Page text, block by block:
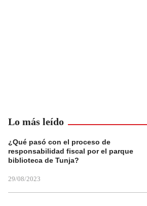
Lo más leído
¿Qué pasó con el proceso de
responsabilidad fiscal por el parque
biblioteca de Tunja?
29/08/2023